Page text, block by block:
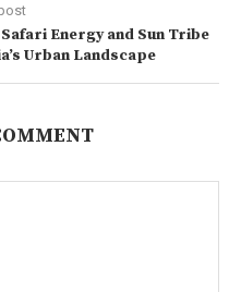
Energy and Sun Tribe
Urban Landscape